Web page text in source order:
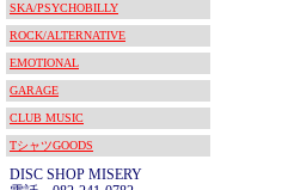
SKA/PSYCHOBILLY
ROCK/ALTERNATIVE
EMOTIONAL
GARAGE
CLUB MUSIC
TシャツGOODS
DISC SHOP MISERY